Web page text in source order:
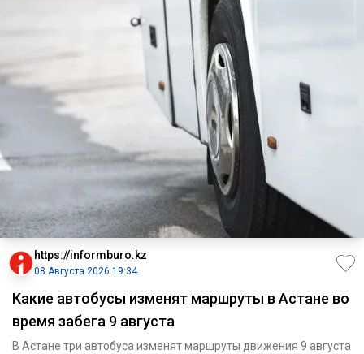
https://informburo.kz
08 Августа 2026 19:34
Какие автобусы изменят маршруты в Астане во
время забега 9 августа
В Астане три автобуса изменят маршруты движения 9 августа